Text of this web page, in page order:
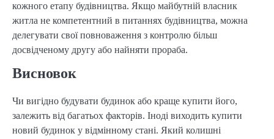
кожного етапу будівництва. Якщо майбутній власник
житла не компетентний в питаннях будівництва, можна
делегувати свої повноваження з контролю більш
досвідченому другу або найняти прораба.
Висновок
Чи вигідно будувати будинок або краще купити його,
залежить від багатьох факторів. Іноді виходить купити
новий будинок у відмінному стані. Який колишні